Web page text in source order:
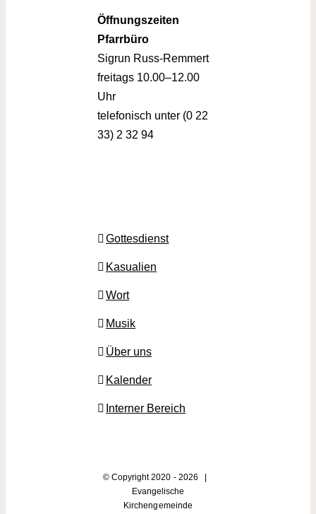
Öffnungszeiten
Pfarrbüro
Sigrun Russ-Remmert
freitags 10.00–12.00
Uhr
telefonisch unter (0 22
33) 2 32 94
Gottesdienst
Kasualien
Wort
Musik
Über uns
Kalender
Interner Bereich
© Copyright 2020 - 2026 |
Evangelische
Kirchengemeinde